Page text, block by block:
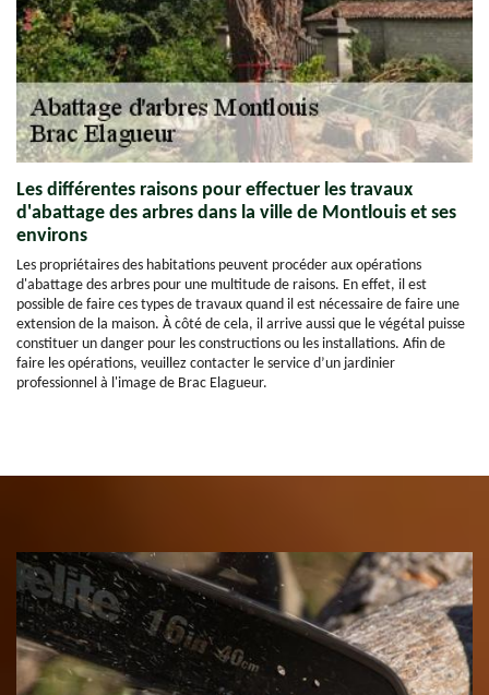
Les différentes raisons pour effectuer les travaux
d'abattage des arbres dans la ville de Montlouis et ses
environs
Les propriétaires des habitations peuvent procéder aux opérations
d'abattage des arbres pour une multitude de raisons. En effet, il est
possible de faire ces types de travaux quand il est nécessaire de faire une
extension de la maison. À côté de cela, il arrive aussi que le végétal puisse
constituer un danger pour les constructions ou les installations. Afin de
faire les opérations, veuillez contacter le service d’un jardinier
professionnel à l'image de Brac Elagueur.